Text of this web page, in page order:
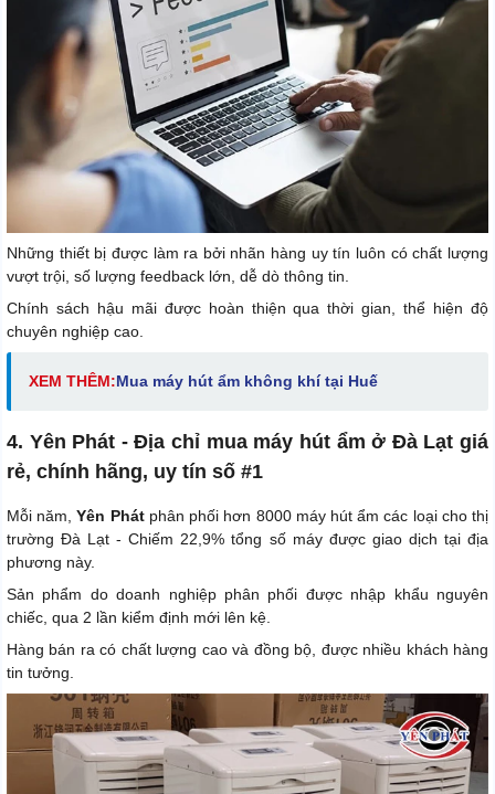
Những thiết bị được làm ra bởi nhãn hàng uy tín luôn có chất lượng
vượt trội, số lượng feedback lớn, dễ dò thông tin.
Chính sách hậu mãi được hoàn thiện qua thời gian, thể hiện độ
chuyên nghiệp cao.
XEM THÊM:Mua máy hút ẩm không khí tại Huế
4. Yên Phát - Địa chỉ mua máy hút ẩm ở Đà Lạt giá
rẻ, chính hãng, uy tín số #1
Mỗi năm,Yên Phátphân phối hơn 8000 máy hút ẩm các loại cho thị
trường Đà Lạt - Chiếm 22,9% tổng số máy được giao dịch tại địa
phương này.
Sản phẩm do doanh nghiệp phân phối được nhập khẩu nguyên
chiếc, qua 2 lần kiểm định mới lên kệ.
Hàng bán ra có chất lượng cao và đồng bộ, được nhiều khách hàng
tin tưởng.